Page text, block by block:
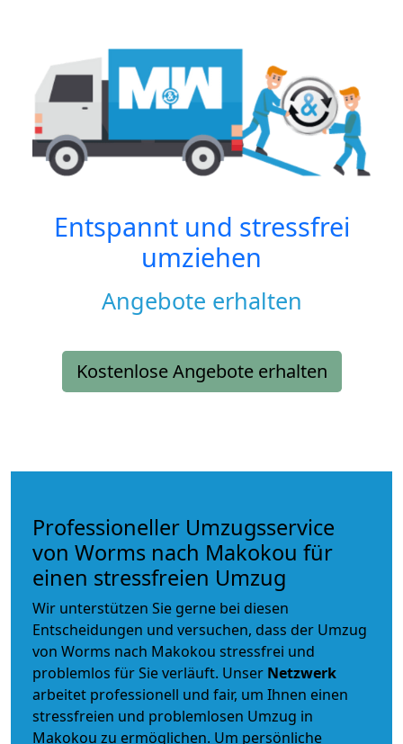
Entspannt und stressfrei
umziehen
Angebote erhalten
Kostenlose Angebote erhalten
Professioneller Umzugsservice
von Worms nach Makokou für
einen stressfreien Umzug
Wir unterstützen Sie gerne bei diesen
Entscheidungen und versuchen, dass der Umzug
von Worms nach Makokou stressfrei und
problemlos für Sie verläuft. Unser Netzwerk
arbeitet professionell und fair, um Ihnen einen
stressfreien und problemlosen Umzug in
Makokou zu ermöglichen. Um persönliche